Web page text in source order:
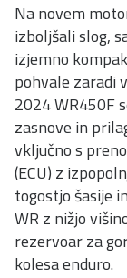
Na novem
izboljšali slog,
izjemno
pohvale zaradi
2024 WR450F
zasnove in
vključno s
(ECU) z
togostjo šasije
WR z nižjo
rezervoar za
kolesa enduro.